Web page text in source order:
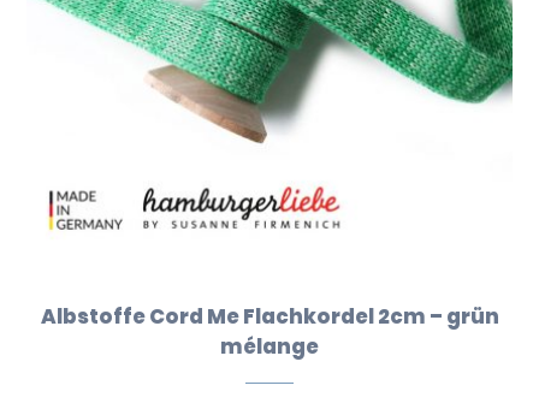
Albstoffe Cord Me Flachkordel 2cm – grün
mélange